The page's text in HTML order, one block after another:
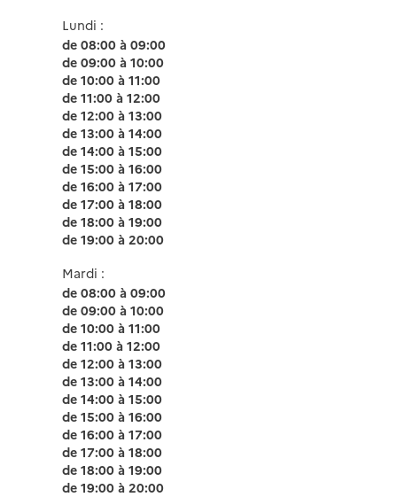
Lundi :
de 08:00 à 09:00
de 09:00 à 10:00
de 10:00 à 11:00
de 11:00 à 12:00
de 12:00 à 13:00
de 13:00 à 14:00
de 14:00 à 15:00
de 15:00 à 16:00
de 16:00 à 17:00
de 17:00 à 18:00
de 18:00 à 19:00
de 19:00 à 20:00
Mardi :
de 08:00 à 09:00
de 09:00 à 10:00
de 10:00 à 11:00
de 11:00 à 12:00
de 12:00 à 13:00
de 13:00 à 14:00
de 14:00 à 15:00
de 15:00 à 16:00
de 16:00 à 17:00
de 17:00 à 18:00
de 18:00 à 19:00
de 19:00 à 20:00